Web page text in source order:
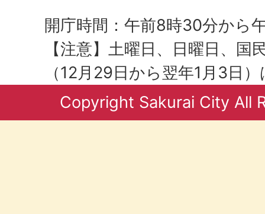
開庁時間：午前8時30分から
【注意】土曜日、日曜日、国
（12月29日から翌年1月3日
Copyright Sakurai City All